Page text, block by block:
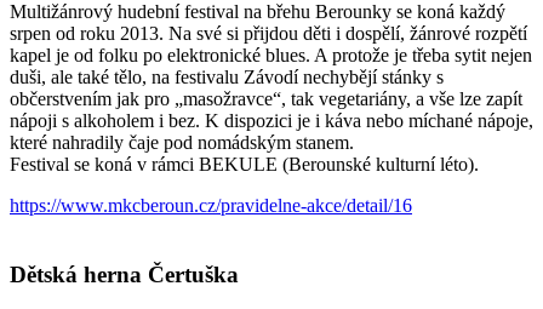
Multižánrový hudební festival na břehu Berounky se koná každý
srpen od roku 2013. Na své si přijdou děti i dospělí, žánrové rozpětí
kapel je od folku po elektronické blues. A protože je třeba sytit nejen
duši, ale také tělo, na festivalu Závodí nechybějí stánky s
občerstvením jak pro „masožravce“, tak vegetariány, a vše lze zapít
nápoji s alkoholem i bez. K dispozici je i káva nebo míchané nápoje,
které nahradily čaje pod nomádským stanem.
Festival se koná v rámci BEKULE (Berounské kulturní léto).
https://www.mkcberoun.cz/pravidelne-akce/detail/16
Dětská herna Čertuška